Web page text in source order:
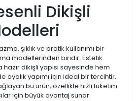
Dikişli
şıklık ve pratik kullanımı bir
modellerinden biridir. Estetik
dikişli yapısı sayesinde hem
oyalık yapımı için ideal bir tercihtir.
bu ürün, özellikle hızlı tüketim
için büyük avantaj sunar.